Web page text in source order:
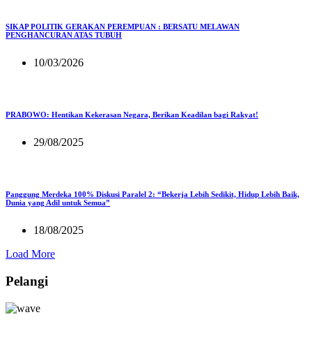
SIKAP POLITIK GERAKAN PEREMPUAN : BERSATU MELAWAN
PENGHANCURAN ATAS TUBUH
10/03/2026
PRABOWO: Hentikan Kekerasan Negara, Berikan Keadilan bagi Rakyat!
29/08/2025
Panggung Merdeka 100% Diskusi Paralel 2: “Bekerja Lebih Sedikit, Hidup Lebih Baik,
Dunia yang Adil untuk Semua”
18/08/2025
Load More
Pelangi